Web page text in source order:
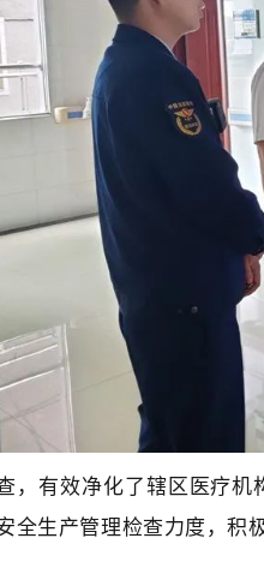
，有效净化了辖区医疗
全生产管理检查力度，积